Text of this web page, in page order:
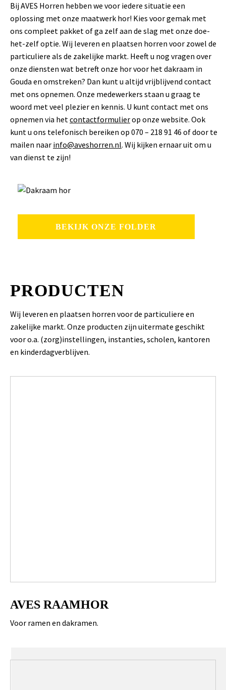
Bij AVES Horren hebben we voor iedere situatie een
oplossing met onze maatwerk hor! Kies voor gemak met
ons compleet pakket of ga zelf aan de slag met onze doe-
het-zelf optie. Wij leveren en plaatsen horren voor zowel de
particuliere als de zakelijke markt. Heeft u nog vragen over
onze diensten wat betreft onze hor voor het dakraam in
Gouda en omstreken? Dan kunt u altijd vrijblijvend contact
met ons opnemen. Onze medewerkers staan u graag te
woord met veel plezier en kennis. U kunt contact met ons
opnemen via hetcontactformulierop onze website. Ook
kunt u ons telefonisch bereiken op 070 – 218 91 46 of door te
mailen naar info@aveshorren.nl. Wij kijken ernaar uit om u
van dienst te zijn!
BEKIJK ONZE FOLDER
PRODUCTEN
Wij leveren en plaatsen horren voor de particuliere en
zakelijke markt. Onze producten zijn uitermate geschikt
voor o.a. (zorg)instellingen, instanties, scholen, kantoren
en kinderdagverblijven.
AVES RAAMHOR
Voor ramen en dakramen.